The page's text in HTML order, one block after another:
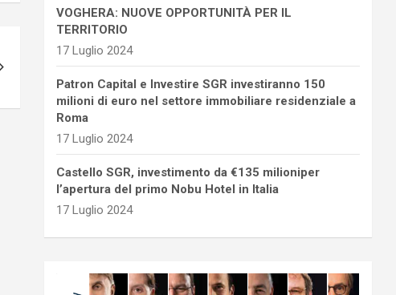
VOGHERA: NUOVE OPPORTUNITÀ PER IL
TERRITORIO
17 Luglio 2024
Patron Capital e Investire SGR investiranno 150
milioni di euro nel settore immobiliare residenziale a
Roma
17 Luglio 2024
Castello SGR, investimento da €135 milioniper
l’apertura del primo Nobu Hotel in Italia
17 Luglio 2024